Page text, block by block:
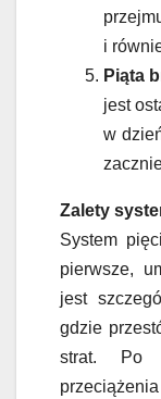
i
Piąta
jest
w
Zalety
System
pierwsze,
jest
gdzie
strat. Po